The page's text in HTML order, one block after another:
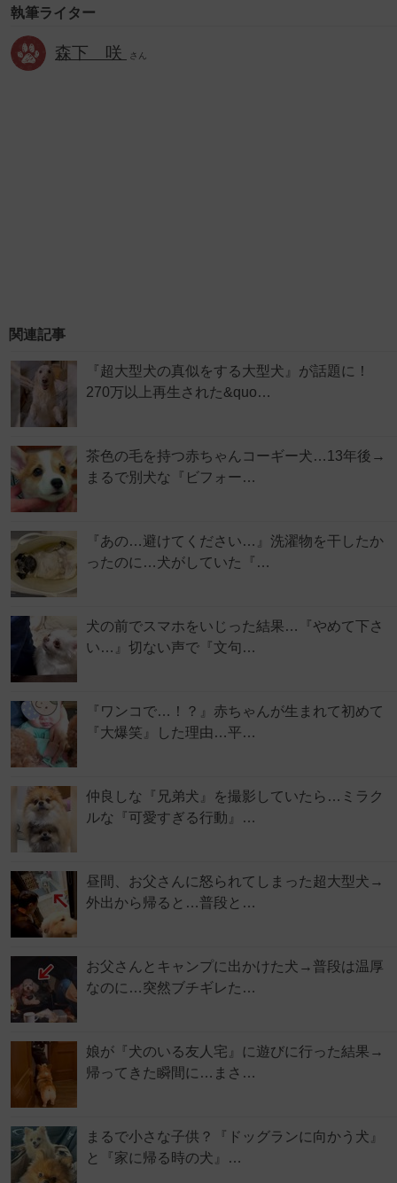
執筆ライター
森下 咲 さん
関連記事
『超大型犬の真似をする大型犬』が話題に！
270万以上再生された&quo…
茶色の毛を持つ赤ちゃんコーギー犬…13年後→
まるで別犬な『ビフォー…
『あの…避けてください…』洗濯物を干したか
ったのに…犬がしていた『…
犬の前でスマホをいじった結果…『やめて下さ
い…』切ない声で『文句…
『ワンコで…！？』赤ちゃんが生まれて初めて
『大爆笑』した理由…平…
仲良しな『兄弟犬』を撮影していたら…ミラク
ルな『可愛すぎる行動』…
昼間、お父さんに怒られてしまった超大型犬→
外出から帰ると…普段と…
お父さんとキャンプに出かけた犬→普段は温厚
なのに…突然ブチギレた…
娘が『犬のいる友人宅』に遊びに行った結果→
帰ってきた瞬間に…まさ…
まるで小さな子供？『ドッグランに向かう犬』
と『家に帰る時の犬』…